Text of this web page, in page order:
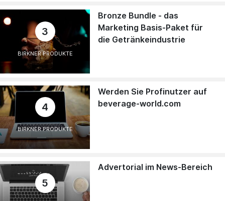
3
BIRKNER PRODUKTE
Bronze Bundle - das
Marketing Basis-Paket für
die Getränkeindustrie
4
BIRKNER PRODUKTE
Werden Sie Profinutzer auf
beverage-world.com
5
Advertorial im News-Bereich